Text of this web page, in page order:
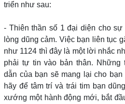
triển như sau:
- Thiên thần số 1 đại diện cho
lòng dũng cảm. Việc bạn liên tục
như 1124 thì đây là một lời nhắc
phải tự tin vào bản thân. Những
dẫn của bạn sẽ mang lại cho
hãy để tâm trí và trái tim bạn
xướng một hành động mới, bắt